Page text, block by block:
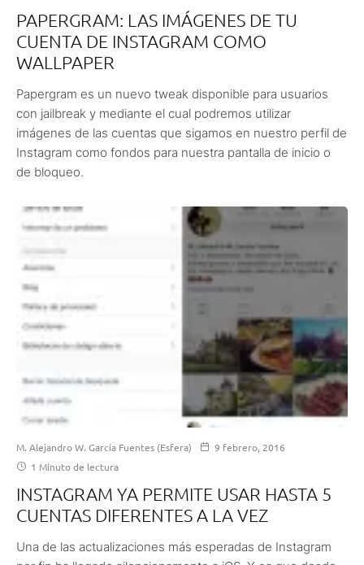
PAPERGRAM: LAS IMÁGENES DE TU
CUENTA DE INSTAGRAM COMO
WALLPAPER
Papergram es un nuevo tweak disponible para usuarios
con jailbreak y mediante el cual podremos utilizar
imágenes de las cuentas que sigamos en nuestro perfil de
Instagram como fondos para nuestra pantalla de inicio o
de bloqueo.
M. Alejandro W. García Fuentes (Esfera)
9 febrero, 2016
1 Minuto de lectura
INSTAGRAM YA PERMITE USAR HASTA 5
CUENTAS DIFERENTES A LA VEZ
Una de las actualizaciones más esperadas de Instagram